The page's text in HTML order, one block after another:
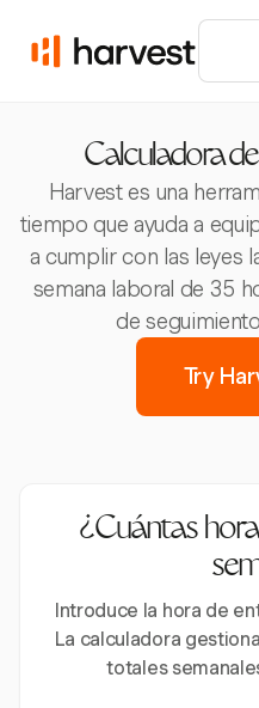
Calculadora
Harvest es una
tiempo que ayuda a
a cumplir con las leyes
semana laboral de 35
de
Try
¿Cuántas
Introduce la hora de
La calculadora
totales